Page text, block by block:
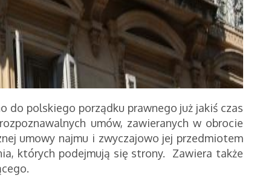
do polskiego porządku prawnego już jakiś czas
umów, zawieranych w obrocie
umowy najmu i zwyczajowo jej przedmiotem
których podejmują się strony. Zawiera także